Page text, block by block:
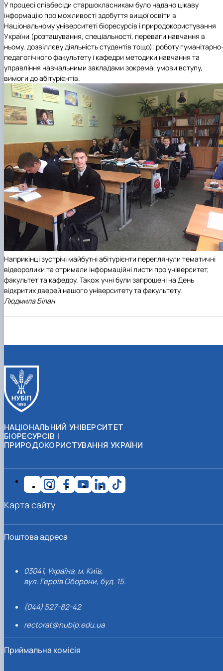
У процесі співбесіди старшокласникам було надано цікаву
інформацію про можливості здобуття вищої освіти в
Національному університеті біоресурсів і природокористування
України (розташування, спеціальності, переваги навчання в
ньому, дозвіллєву діяльність студентів тощо), роботу
педагогічного факультету і кафедри методики навчання та
управління навчальними закладами зокрема, умови вступу,
вимоги до абітурієнтів.
Наприкінці зустрічі майбутні абітурієнти переглянули тематичні
відеоролики та отримали інформаційні листи про університет,
факультет та кафедру. Також учні були запрошені на День
відкритих дверей нашого університету та факультету.
Людмила Білан
НАЦІОНАЛЬНИЙ УНІВЕРСИТЕТ
БІОРЕСУРСІВ І
ПРИРОДОКОРИСТУВАННЯ УКРАЇНИ
Поштова адреса
03041, Україна, м. Київ,
вул. Героїв Оборони, буд. 15.
(044) 527-82-42
rectorat@nubip.edu.ua
Приймальна комісія
Карта сайту